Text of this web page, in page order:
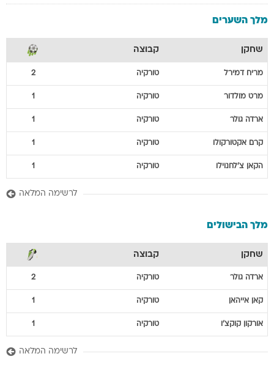
מלך השערים
שחקן קבוצה
מריח דמירל טורקיה 2
מרט מולדור טורקיה 1
ארדה גולר טורקיה 1
קרם אקטורקולו טורקיה 1
הקאן צ'לחנוילו טורקיה 1
לרשימה המלאה
מלך הבישולים
שחקן קבוצה
ארדה גולר טורקיה 2
קאן אייהאן טורקיה 1
אורקון קוקצ'ו טורקיה 1
לרשימה המלאה